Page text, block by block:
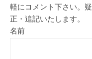
軽にコメント下さい。
正・追記いたします。
名前